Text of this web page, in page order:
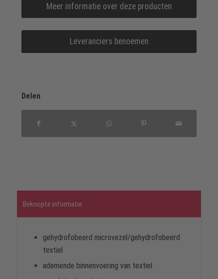
Meer informatie over deze producten
Leveranciers benoemen
Delen
Beknopte informatie
gehydrofobeerd microvezel/gehydrofobeerd
textiel
ademende binnenvoering van textiel